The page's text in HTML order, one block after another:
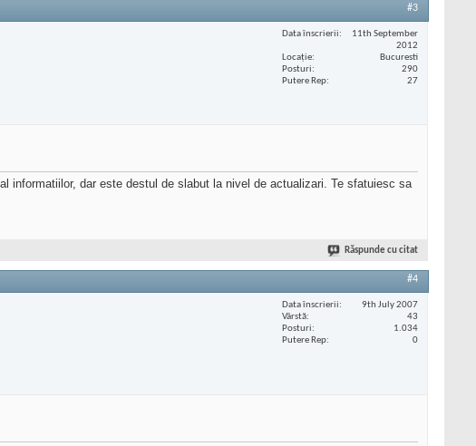
#3
Data înscrierii
11th September
2012
Locaţie
Bucuresti
Posturi
290
Putere Rep
27
informatiilor, dar este destul de slabut la nivel de actualizari. Te sfatuiesc sa
Răspunde cu citat
#4
Data înscrierii
9th July 2007
Vârstă
43
Posturi
1.034
Putere Rep
0